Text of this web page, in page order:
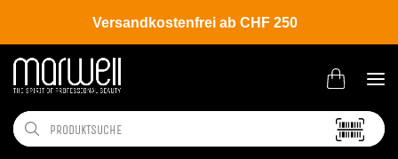
Versandkostenfrei ab CHF 250
Shop Brands Wahl